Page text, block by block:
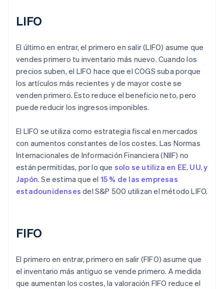
LIFO
El último en entrar, el primero en salir (LIFO) asume que
vendes primero tu inventario más nuevo. Cuando los
precios suben, el LIFO hace que el COGS suba porque
los artículos más recientes y de mayor coste se
venden primero. Esto reduce el beneficio neto, pero
puede reducir los ingresos imponibles.
El LIFO se utiliza como estrategia fiscal en mercados
con aumentos constantes de los costes. Las Normas
Internacionales de Información Financiera (NIIF) no
están permitidas, por lo que solo se utiliza en EE. UU. y
Japón. Se estima que el 15 % de las empresas
estadounidenses del S&P 500 utilizan el método LIFO.
FIFO
El primero en entrar, primero en salir (FIFO) asume que
el inventario más antiguo se vende primero. A medida
que aumentan los costes, la valoración FIFO reduce el